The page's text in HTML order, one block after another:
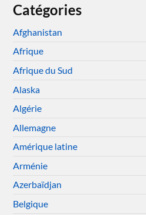
Catégories
Afghanistan
Afrique
Afrique du Sud
Alaska
Algérie
Allemagne
Amérique latine
Arménie
Azerbaïdjan
Belgique